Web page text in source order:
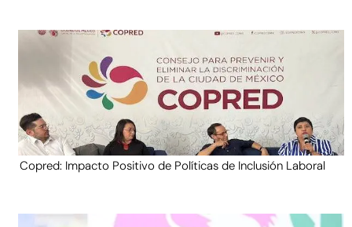
Copred: Impacto Positivo de Políticas de Inclusión Laboral